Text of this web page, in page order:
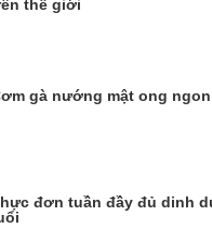
thế giới
gà nướng mật ong
đơn tuần đầy đủ dinh